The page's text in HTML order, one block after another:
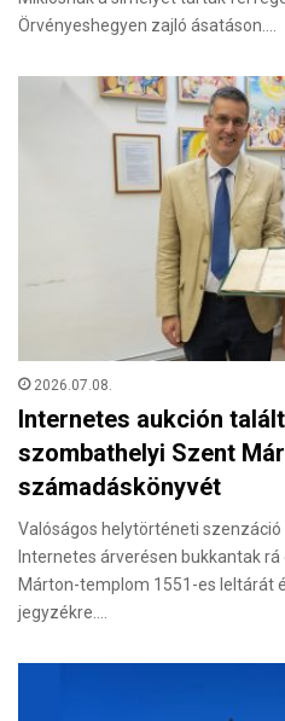
Örvényeshegyen zajló ásatáson.…
2026.07.08.
Internetes aukción
szombathelyi Szent
számadáskönyvét
Valóságos helytörténeti
Internetes árverésen bukkantak
Márton-templom 1551-es leltárát
jegyzékre.…